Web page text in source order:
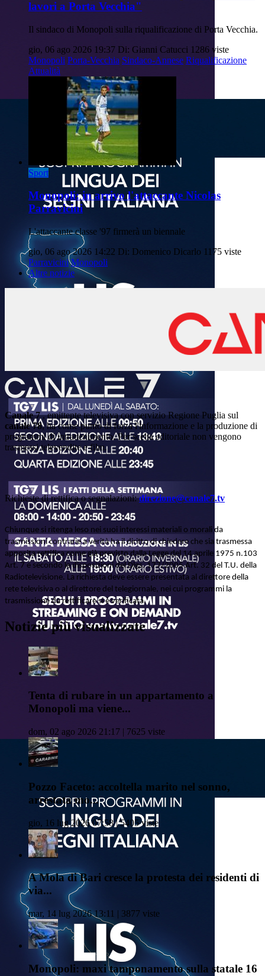
lavori a Porta Vecchia"
Il sindaco di Monopoli sulla riqualificazione di Porta Vecchia.
gio, 06 ago 2026 19:37 Di: Gianni Catucci 1286 viste
Monopoli Porta-Vecchia Sindaco-Annese Riqualificazione
Attualità
Sport
Monopoli: in arrivo l'attaccante Nicolas
Parravicini
L'attaccante classe '97 firmerà un biennale
gio, 06 ago 2026 14:22 Di: Domenico Dicarlo 1175 viste
Parravicini Monopoli
Altre notizie
Canale 7, emittente televisiva con servizio Regione Puglia sul
canale 78, ha come punto di forza l'informazione e la produzione di
programmi di intrattenimento. Per scelta editoriale non vengono
trasmessi televendite e film.
Richieste di rettifica o segnalazioni:direzione@canale7.tv
Chiunque si ritenga leso nei suoi interessi materiali o morali da
trasmissioni contrarie a verità ha il diritto di chiedere che sia trasmessa
apposita rettifica come già previsto dalla Legge del 14 aprile 1975 n.103
Art. 7 e secondo le disposizioni del Dlgs. 177/2005 Art. 32 del T.U. della
Radiotelevisione. La richiesta deve essere presentata al direttore della
rete televisiva o al direttore del telegiornale, nei cui programmi la
trasmissione da rettificare si è verificata.
Notizie più visualizzate
Tenta di rubare in un appartamento a
Monopoli ma viene...
dom, 02 ago 2026 21:17 | 7625 viste
Pozzo Faceto: accoltella marito nel sonno,
arrestata mo...
gio, 16 lug 2026 07:58 | 5405 viste
A Mola di Bari cresce la protesta dei residenti di
via...
mar, 14 lug 2026 13:11 | 3877 viste
Monopoli: maxi tamponamento sulla statale 16